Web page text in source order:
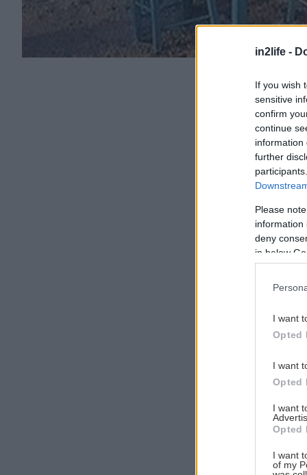
in2life -
If you wish
sensitive
confirm
continue
information
further
Please
information
deny
in below
I want
Opted
I want
Opted
I want
Opted
I want
of my